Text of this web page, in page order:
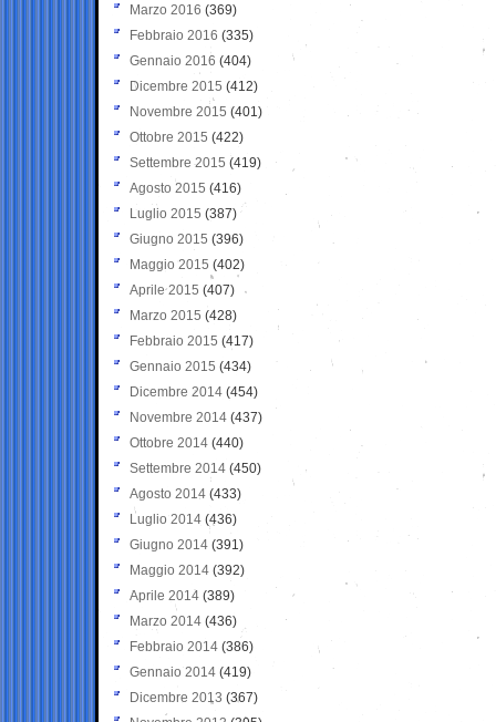
Marzo 2016 (369)
Febbraio 2016 (335)
Gennaio 2016 (404)
Dicembre 2015 (412)
Novembre 2015 (401)
Ottobre 2015 (422)
Settembre 2015 (419)
Agosto 2015 (416)
Luglio 2015 (387)
Giugno 2015 (396)
Maggio 2015 (402)
Aprile 2015 (407)
Marzo 2015 (428)
Febbraio 2015 (417)
Gennaio 2015 (434)
Dicembre 2014 (454)
Novembre 2014 (437)
Ottobre 2014 (440)
Settembre 2014 (450)
Agosto 2014 (433)
Luglio 2014 (436)
Giugno 2014 (391)
Maggio 2014 (392)
Aprile 2014 (389)
Marzo 2014 (436)
Febbraio 2014 (386)
Gennaio 2014 (419)
Dicembre 2013 (367)